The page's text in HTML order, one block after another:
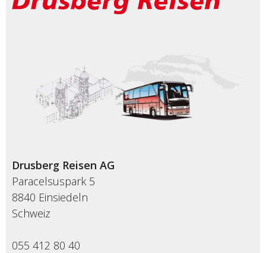
Drusberg Reisen AG
Paracelsuspark 5
8840 Einsiedeln
Schweiz
055 412 80 40